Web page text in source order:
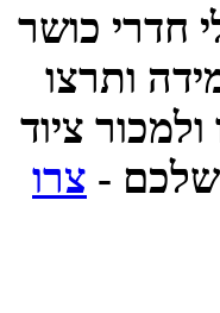
חדרי כושר
ותרצו
ציוד
שלכם - צרו